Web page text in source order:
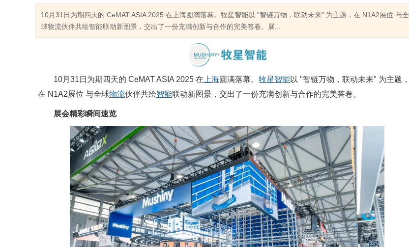
10月31日为期四天的 CeMAT ASIA 2025 在上海圆满落幕。牧星智能以 "智链万物，联动未来" 为主题，在 N1A2展位 与全
球物流伙伴共绘智能联动新图景，交出了一份充满创新与合作的完美答卷。展...
10月31日为期四天的 CeMAT ASIA 2025 在 上海圆满落幕。 牧星智能以 "智链万物，联动未来" 为主题，
在 N1A2展位 与全球物流伙伴共绘智能联动新图景，交出了一份充满创新与合作的完美答卷。
展会精彩瞬间速览